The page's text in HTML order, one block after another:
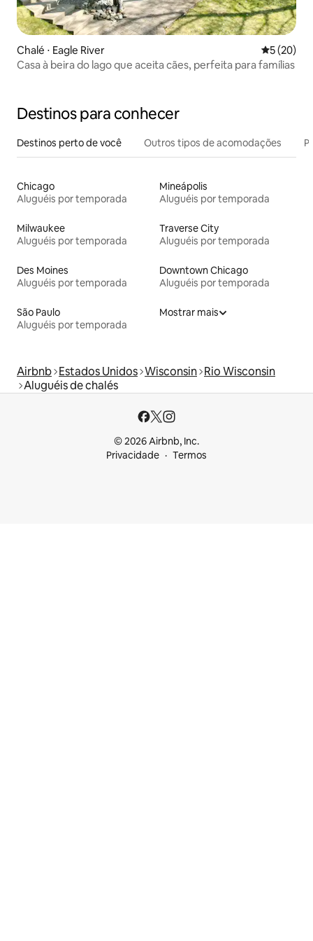
Chalé ⋅ Eagle River 5 de uma
5 (20)
Casa à beira do lago que aceita cães, perfeita para famílias
Destinos para conhecer
Destinos perto de você Outros tipos de acomodações
Chicago
Aluguéis por temporada
Mineápolis
Aluguéis por temporada
Milwaukee
Aluguéis por temporada
Traverse City
Aluguéis por temporada
Des Moines
Aluguéis por temporada
Downtown Chicago
Aluguéis por temporada
São Paulo
Aluguéis por temporada
Mostrar mais
Airbnb Estados Unidos Wisconsin Rio Wisconsin
Aluguéis de chalés
© 2026 Airbnb, Inc.
Privacidade
Termos